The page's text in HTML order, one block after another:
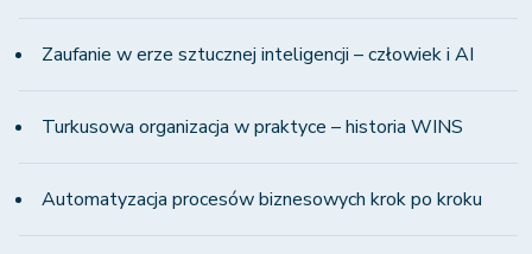
Zaufanie w erze sztucznej inteligencji – człowiek i AI
Turkusowa organizacja w praktyce – historia WINS
Automatyzacja procesów biznesowych krok po kroku